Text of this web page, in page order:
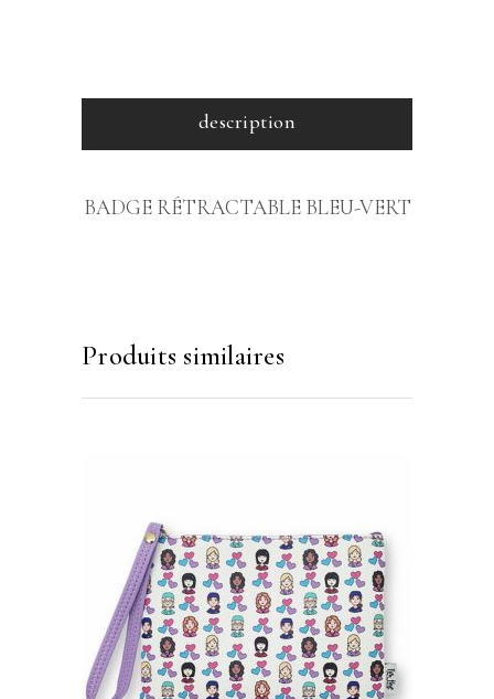
description
BADGE RÉTRACTABLE BLEU-VERT
Produits similaires